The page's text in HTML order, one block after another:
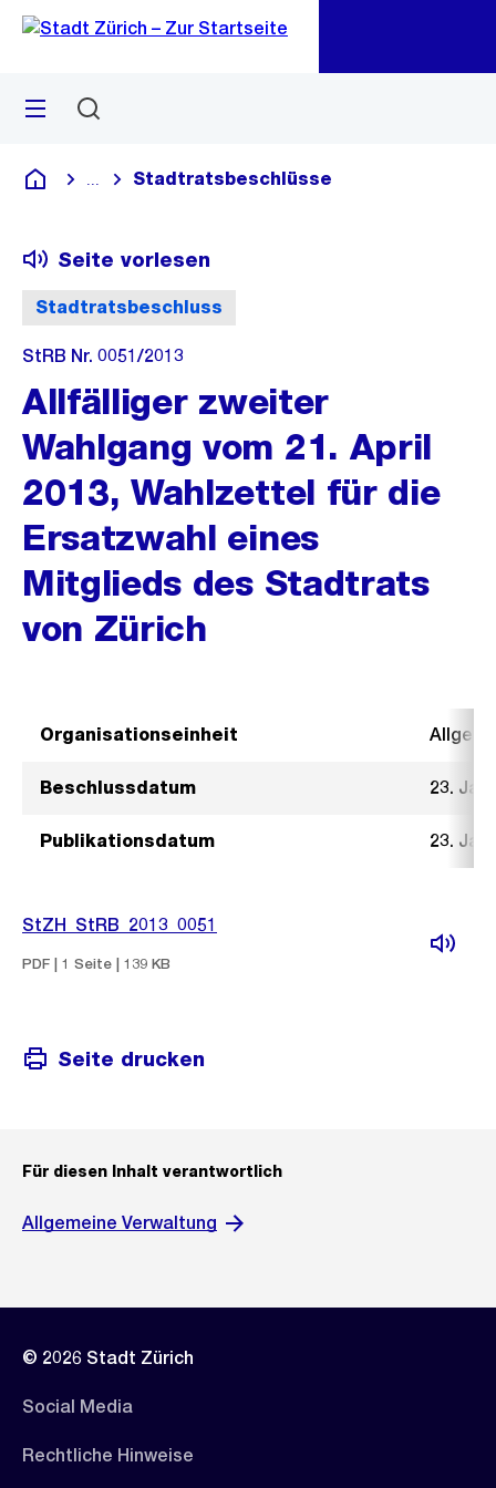
Navigation
Sprunglink
Menü
Deutsch
Blende alle Breadcrumbs ein
Stadtratsbeschlüsse
Stadtratsbeschluss
Seite vorlesen
StRB Nr. 0051/2013
Allfälliger zweiter
Wahlgang vom 21. April
2013, Wahlzettel für die
Ersatzwahl eines
Mitglieds des Stadtrats
von Zürich
Organisationseinheit
Beschlussdatum 23.
Publikationsdatum 23.
StZH_StRB_2013_0051
PDF | 1 Seite | 139 KB
Seite drucken
Für diesen Inhalt verantwortlich
Allgemeine Verwaltung
© 2026 Stadt Zürich
Social Media
Rechtliche Hinweise